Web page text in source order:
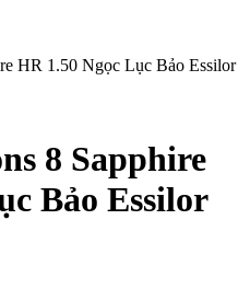
HR 1.50 Ngọc Lục Bảo Essilor
8 Sapphire
Bảo Essilor